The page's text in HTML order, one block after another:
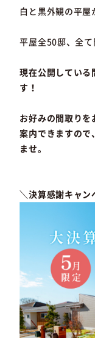
白と黒外観の平屋
平屋全50邸、全て
現在公開している
す！
お好みの間取り
案内できますので
ませ。
＼決算感謝キャ